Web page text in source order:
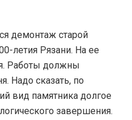
демонтаж старой
летия Рязани. На ее
Работы должны
Надо сказать, по
вид памятника долгое
завершения.